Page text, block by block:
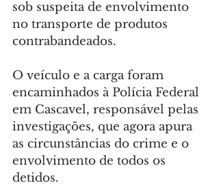
sob suspeita de envolvimento
no transporte de produtos
contrabandeados.
O veículo e a carga foram
encaminhados à Polícia Federal
em Cascavel, responsável pelas
investigações, que agora apura
as circunstâncias do crime e o
envolvimento de todos os
detidos.